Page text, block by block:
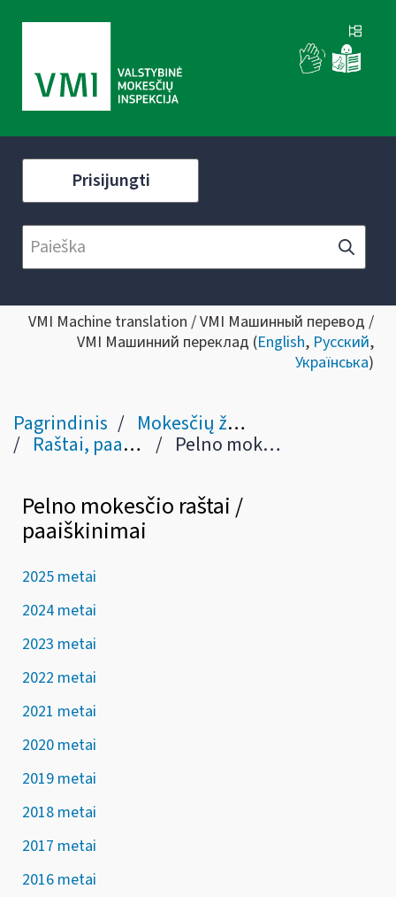
Prisijungti
VMI Machine translation / VMI Машинный перевод /
VMI Машинний переклад (English, Русский,
Українська)
Pagrindinis Mokesčių žinynas
Raštai, paaiškinimai Pelno mokesčio klausimais
Pelno mokesčio raštai /
paaiškinimai
2025 metai
2024 metai
2023 metai
2022 metai
2021 metai
2020 metai
2019 metai
2018 metai
2017 metai
2016 metai